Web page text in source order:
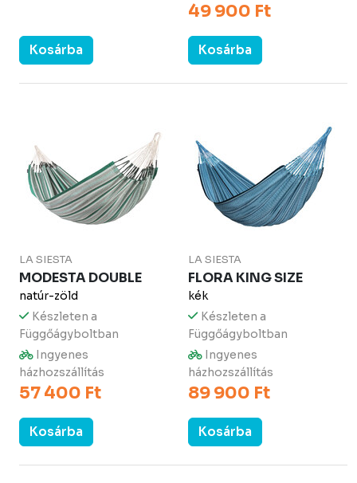
Kosárba
49 900 Ft
Kosárba
LA SIESTA
MODESTA DOUBLE
natúr-zöld
Készleten a
Függőágyboltban
Ingyenes
házhozszállítás
57 400 Ft
Kosárba
LA SIESTA
FLORA KING SIZE
kék
Készleten a
Függőágyboltban
Ingyenes
házhozszállítás
89 900 Ft
Kosárba